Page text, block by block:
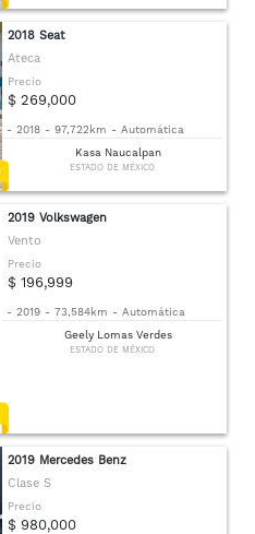
2018 Seat
Ateca
Precio
$ 269,000
- 2018 - 97,722km - Automática
Kasa Naucalpan
ESTADO DE MÉXICO
2019 Volkswagen
Vento
Precio
$ 196,999
- 2019 - 73,584km - Automática
Geely Lomas Verdes
ESTADO DE MÉXICO
2019 Mercedes Benz
Clase S
Precio
$ 980,000